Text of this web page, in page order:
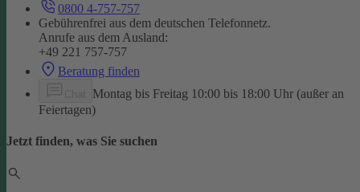
0800 4-757-757
Gebührenfrei aus dem deutschen Telefonnetz.
Anrufe aus dem Ausland:
+49 221 757-757
Beratung finden
Montag bis Freitag 10:00 bis 18:00 Uhr (außer an
Feiertagen)
Jetzt finden, was Sie suchen